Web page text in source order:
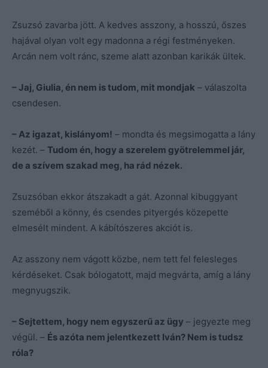
Zsuzsó zavarba jött. A kedves asszony, a hosszú, őszes
hajával olyan volt egy madonna a régi festményeken.
Arcán nem volt ránc, szeme alatt azonban karikák ültek.
– Jaj, Giulia, én nem is tudom, mit mondjak – válaszolta
csendesen.
– Az igazat, kislányom! – mondta és megsimogatta a lány
kezét. – Tudom én, hogy a szerelem gyötrelemmel jár,
de a szívem szakad meg, ha rád nézek.
Zsuzsóban ekkor átszakadt a gát. Azonnal kibuggyant
szeméből a könny, és csendes pityergés közepette
elmesélt mindent. A kábítószeres akciót is.
Az asszony nem vágott közbe, nem tett fel felesleges
kérdéseket. Csak bólogatott, majd megvárta, amíg a lány
megnyugszik.
– Sejtettem, hogy nem egyszerű az ügy – jegyezte meg
végül. – És azóta nem jelentkezett Iván? Nem is tudsz
róla?